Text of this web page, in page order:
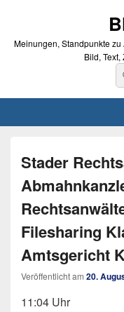
Meinungen, Standpunkte
Bild, Text,
Stader
Filesharing
Amtsgericht
Veröffentlicht am 20.
11:04 Uhr